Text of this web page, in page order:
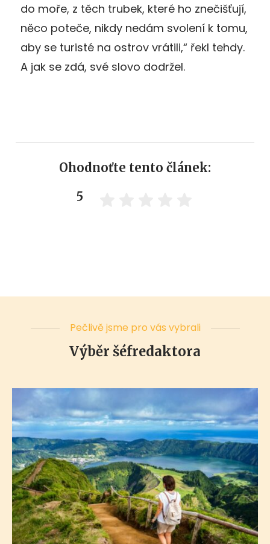
do moře, z těch trubek, které ho znečišťují,
něco poteče, nikdy nedám svolení k tomu,
aby se turisté na ostrov vrátili,“ řekl tehdy.
A jak se zdá, své slovo dodržel.
Ohodnoťte tento článek:
5
Pečlivě jsme pro vás vybrali
Výběr šéfredaktora